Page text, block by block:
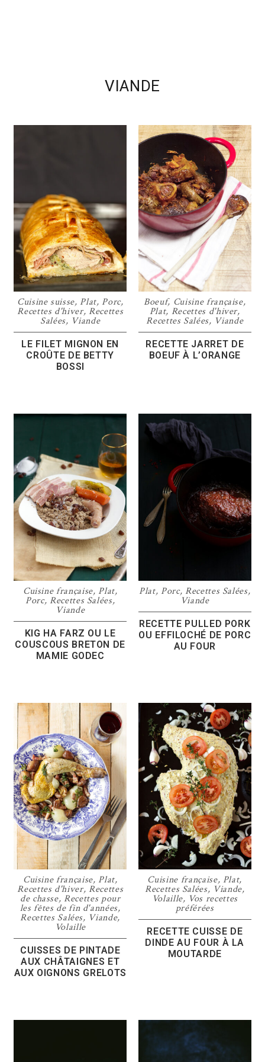
VIANDE
Cuisine suisse, Plat, Porc,
Recettes d'hiver, Recettes
Salées, Viande
LE FILET MIGNON EN
CROÛTE DE BETTY
BOSSI
Boeuf, Cuisine française,
Plat, Recettes d'hiver,
Recettes Salées, Viande
RECETTE JARRET DE
BOEUF À L’ORANGE
Cuisine française, Plat,
Porc, Recettes Salées,
Viande
KIG HA FARZ OU LE
COUSCOUS BRETON DE
MAMIE GODEC
Plat, Porc, Recettes Salées,
Viande
RECETTE PULLED PORK
OU EFFILOCHÉ DE PORC
AU FOUR
Cuisine française, Plat,
Recettes d'hiver, Recettes
de chasse,Recettes pour
les fêtes de fin d'années,
Recettes Salées, Viande,
Volaille
CUISSES DE PINTADE
AUX CHÂTAIGNES ET
AUX OIGNONS GRELOTS
Cuisine française, Plat,
Recettes Salées, Viande,
Volaille, Vos recettes
préférées
RECETTE CUISSE DE
DINDE AU FOUR À LA
MOUTARDE